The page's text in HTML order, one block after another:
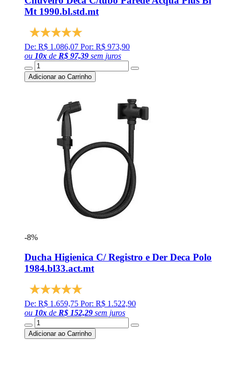
Mt 1990.bl.std.mt
De: R$ 1.086,07 Por: R$ 973,90
ou 10x de R$ 97,39 sem juros
Adicionar ao Carrinho
-8%
Ducha Higienica C/ Registro e Der Deca Polo
1984.bl33.act.mt
De: R$ 1.659,75 Por: R$ 1.522,90
ou 10x de R$ 152,29 sem juros
Adicionar ao Carrinho